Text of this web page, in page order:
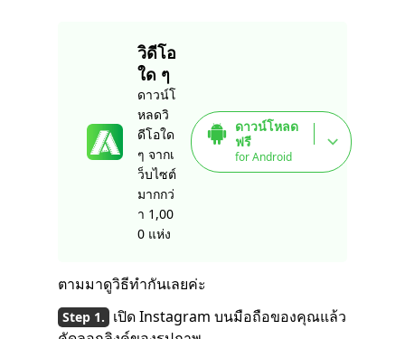
วิดีโอ
ใด ๆ
ดาวน์โ
หลดวิ
ดีโอใด
ๆ จากเ
ว็บไซต์
มากกว่
า 1,00
0 แห่ง
ดาวน์โหลด
ฟรี
for Android
ตามมาดูวิธีทำกันเลยค่ะ
เปิด Instagram บนมือถือของคุณแล้ว